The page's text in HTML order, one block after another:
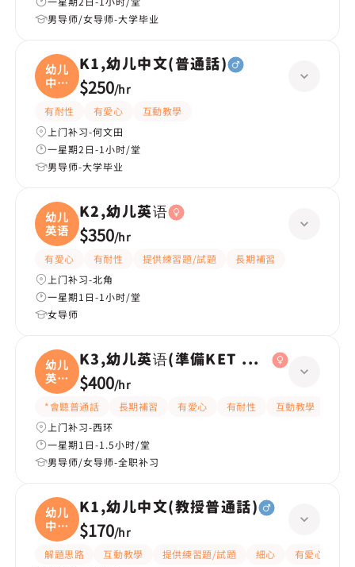
男导师/女导师-大学毕业
幼儿
中文
(
K1,幼儿中文(普通話)
$250/hr
有耐性 有愛心
互動教學
上门补习-何文田
一星期2日-1小时/堂
男导师-大学毕业
幼儿
英语
K2,幼儿英语
$350/hr
有愛心 有耐性 提供練習題/試題
長期補習
上门补习-北角
一星期1日-1小时/堂
女导师
幼儿
英语
(
K3,幼儿英语(準備KET 考試)
$400/hr
*會聽普通話 長期補習 有愛心 有耐性 互動教學
上门补习-西环
一星期1日-1.5小时/堂
男导师/女导师-全职补习
幼儿
中文
(
K1,幼儿中文(教授普通話)
$170/hr
解題思路 互動教學 提供練習題/試題 細心 有愛心